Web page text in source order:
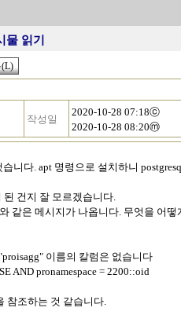
읽기
작성일
2020-10-28 07:18ⓒ
2020-10-28 08:20ⓜ
니다. apt 명령으로 설치하니
건지 잘 모르겠습니다.
같은 메시지가 나옵니다. 무엇을 어떻
이름의 칼럼은 없습니다
AND pronamespace = 2200::oid
참조하는 것 같습니다.